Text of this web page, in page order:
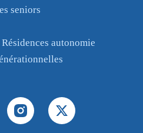
seniors
autonomie